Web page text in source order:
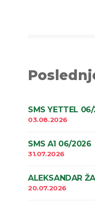
SMS YETTEL
03.08.2026
SMS A1 06/2026
31.07.2026
ALEKSANDAR
20.07.2026